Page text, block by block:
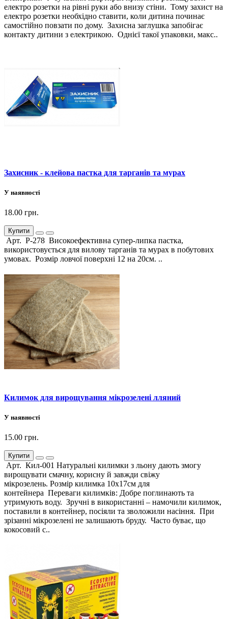
електро розетки на рівні руки або внизу стіни. Тому захист на
електро розетки необхідно ставити, коли дитина починає
самостійно повзати по дому. Захисна заглушка запобігає
контакту дитини з електрикою. Однієї такої упаковки, макс..
Захисник - клейова пастка для тарганів та мурах
У наявності
18.00 грн.
Купити
Арт. Р-278 Високоефективна супер-липка пастка,
використовується для вилову тарганів та мурах в побутових
умовах. Розмір ловчої поверхні 12 на 20см. ..
Килимок для вирощування мікрозелені лляний
У наявності
15.00 грн.
Купити
Арт. Кил-001 Натуральні килимки з льону дають змогу
вирощувати смачну, корисну й завжди свіжу
мікрозелень. Розмір килимка 10х17см для
контейнера Переваги килимків: Добре поглинають та
утримують воду. Зручні в використанні – намочили килимок,
поставили в контейнер, посіяли та зволожили насіння. При
зрізанні мікрозелені не залишають бруду. Часто буває, що
кокосовий с..